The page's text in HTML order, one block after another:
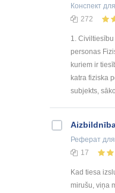
Конспект
272
1.
personas
kuriem ir
katra fiziska
subjekts,
Реферат
17
Kad tiesa
mirušu, viņa